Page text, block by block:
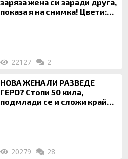
заряза жена си заради друга,
показа я на снимка! Цвети:
22127 2
НОВА ЖЕНА ЛИ РАЗВЕДЕ
ГЕРО? Стопи 50 кила,
подмлади се и сложи край
20279 28